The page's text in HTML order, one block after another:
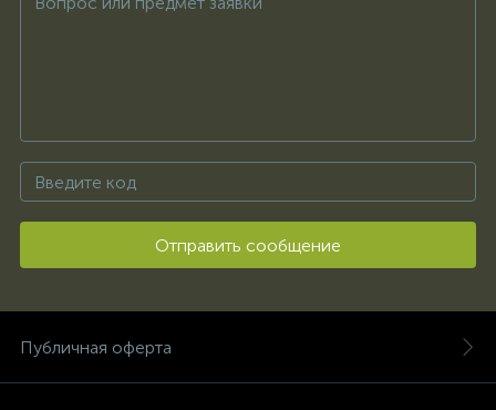
Отправить сообщение
Публичная оферта